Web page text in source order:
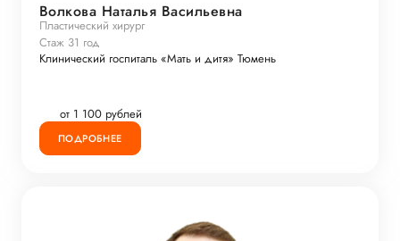
Волкова Наталья Васильевна
Пластический хирург
Стаж 31 год
Клинический госпиталь «Мать и дитя» Тюмень
от 1 100 рублей
ПОДРОБНЕЕ